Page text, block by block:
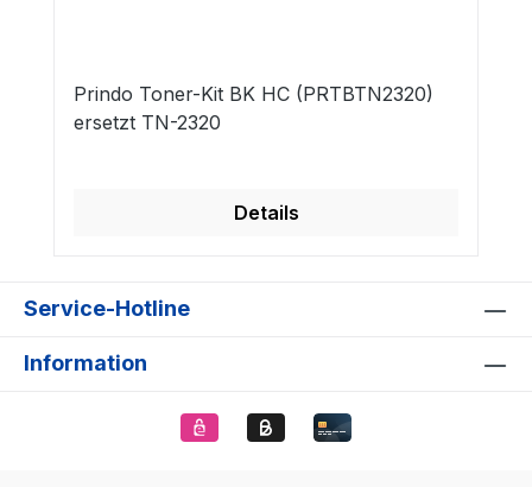
Prindo Toner-Kit BK HC (PRTBTN2320)
ersetzt TN-2320
Details
Service-Hotline
Information